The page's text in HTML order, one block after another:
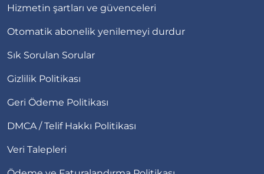
Hizmetin şartları ve güvenceleri
Otomatik abonelik yenilemeyi durdur
Sık Sorulan Sorular
Gizlilik Politikası
Geri Ödeme Politikası
DMCA / Telif Hakkı Politikası
Veri Talepleri